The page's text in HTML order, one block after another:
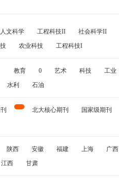
文科学 工程科技II 社会科学II
农业科技 工程科技I
教育 0 艺术 科技 工业
水利 石油
北大核心期刊 国家级期刊
陕西 安徽 福建 上海 广西
江西 甘肃